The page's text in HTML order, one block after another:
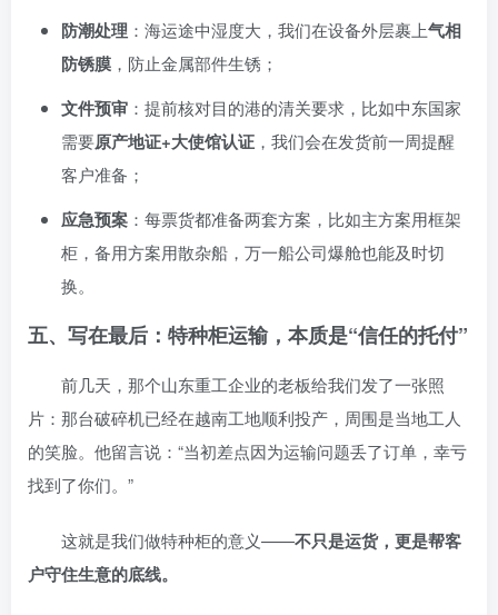
防潮处理 ：海运途中湿度大，我们在设备外层裹上气相
防锈膜 ，防止金属部件生锈；
文件预审 ：提前核对目的港的清关要求，比如中东国家
需要原产地证+大使馆认证 ，我们会在发货前一周提醒
客户准备；
应急预案 ：每票货都准备两套方案，比如主方案用框架
柜，备用方案用散杂船，万一船公司爆舱也能及时切
换。
五、写在最后：特种柜运输，本质是“信任的托付”
前几天，那个山东重工企业的老板给我们发了一张照
片：那台破碎机已经在越南工地顺利投产，周围是当地工人
的笑脸。他留言说：“当初差点因为运输问题丢了订单，幸亏
找到了你们。”
这就是我们做特种柜的意义——不只是运货，更是帮客
户守住生意的底线。